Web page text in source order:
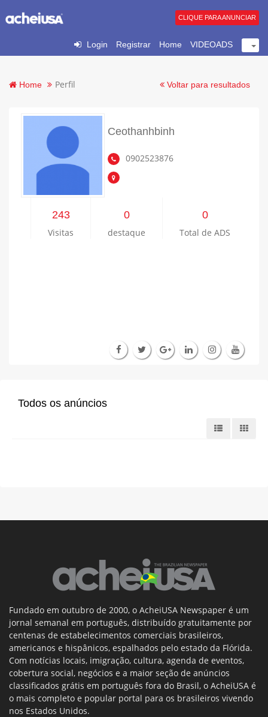
Login Registrar Home VIDEOADS
CLIQUE PARA ANUNCIAR
Home Perfil Voltar para resultados
Ceothanhbinh
0902523876
243
Visitas
0
destaque
0
Total de ADS
Todos os anúncios
Fundado em outubro de 2000, o AcheiUSA Newspaper é um
jornal semanal em português, distribuído gratuitamente por
centenas de estabelecimentos comerciais brasileiros,
americanos e hispânicos, espalhados pelo estado da Flórida.
Com notícias locais, imigração, cultura, agenda de eventos,
cobertura social, negócios e a maior seção de anúncios
classificados grátis em português fora do Brasil, o AcheiUSA é
o mais completo e popular portal para os brasileiros vivendo
nos Estados Unidos.